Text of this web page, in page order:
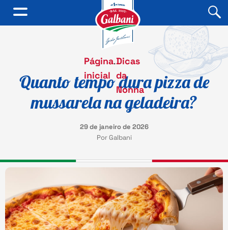
Página
inicial
.Dicas
da
Nonna
Quanto tempo dura pizza de
mussarela na geladeira?
29 de janeiro de 2026
Por Galbani